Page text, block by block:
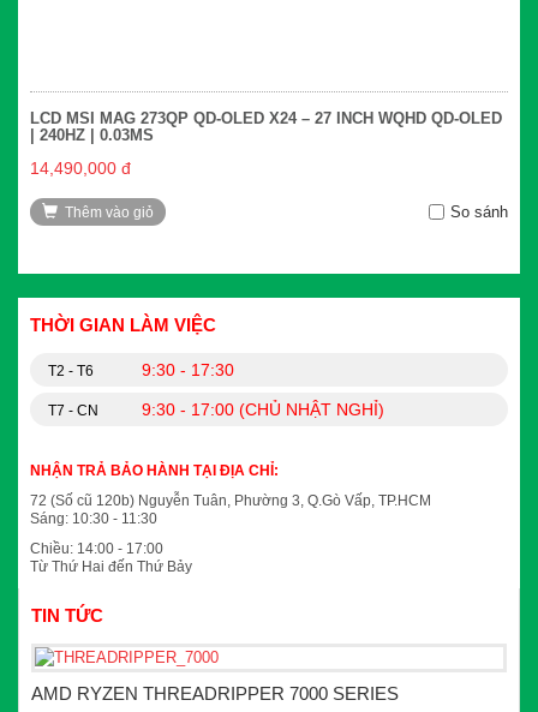
LCD MSI MAG 273QP QD-OLED X24 – 27 INCH WQHD QD-OLED
| 240HZ | 0.03MS
14,490,000 đ
Thêm vào giỏ So sánh
THỜI GIAN LÀM VIỆC
T2 - T6 9:30 - 17:30
T7 - CN 9:30 - 17:00 (CHỦ NHẬT NGHỈ)
NHẬN TRẢ BẢO HÀNH TẠI ĐỊA CHỈ:
72 (Số cũ 120b) Nguyễn Tuân, Phường 3, Q.Gò Vấp, TP.HCM
Sáng: 10:30 - 11:30
Chiều: 14:00 - 17:00
Từ Thứ Hai đến Thứ Bảy
TIN TỨC
AMD RYZEN THREADRIPPER 7000 SERIES